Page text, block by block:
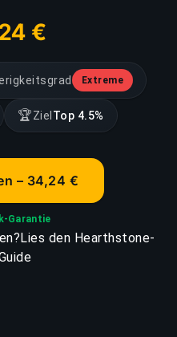
€
Extreme
🏆Ziel Top 4.5%
– 34,24 €
Garantie
Lies den Hearthstone-